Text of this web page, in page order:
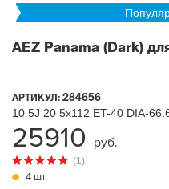
AEZ Panama (Dark)
АРТИКУЛ: 284656
4 шт.
(1)
10.5J 20 5x112 ET-40 DIA-
25910 руб.